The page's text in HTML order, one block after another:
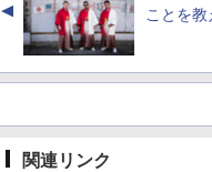
▲
ことを教
関連リンク